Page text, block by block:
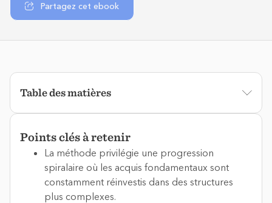
Partagez cet ebook
Points clés à retenir
La méthode privilégie une progression
spiralaire où les acquis fondamentaux sont
constamment réinvestis dans des structures
plus complexes.
Table des matières